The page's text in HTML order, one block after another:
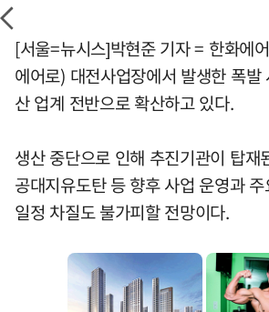
[서울=뉴시스]박현준 기자 = 한화에
에어로) 대전사업장에서 발생한 폭발
산 업계 전반으로 확산하고 있다.
생산 중단으로 인해 추진기관이 탑재
공대지유도탄 등 향후 사업 운영과
일정 차질도 불가피할 전망이다.